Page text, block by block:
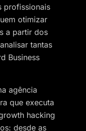
profissionais
otimizar
a partir dos
tantas
Business
agência
que executa
hacking
desde as